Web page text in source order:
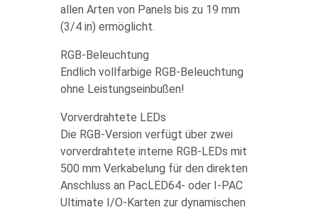
allen Arten von Panels bis zu 19 mm
(3/4 in) ermöglicht.
RGB-Beleuchtung
Endlich vollfarbige RGB-Beleuchtung
ohne Leistungseinbußen!
Vorverdrahtete LEDs
Die RGB-Version verfügt über zwei
vorverdrahtete interne RGB-LEDs mit
500 mm Verkabelung für den direkten
Anschluss an PacLED64- oder I-PAC
Ultimate I/O-Karten zur dynamischen